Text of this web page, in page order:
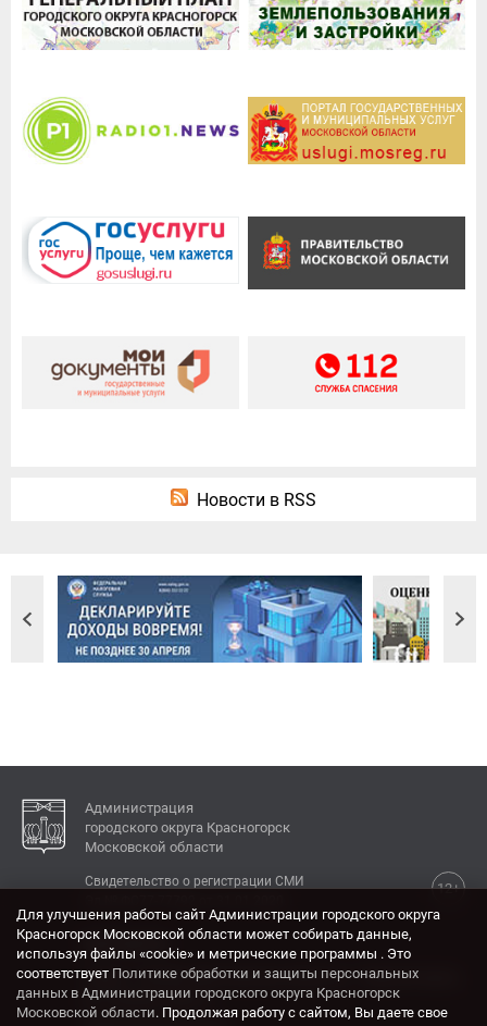
Новости в RSS
Администрация
городского округа Красногорск
Московской области
12+
Свидетельство о регистрации СМИ
КОНТАКТЫ
Адрес: 143404, Московская область, г. Красногорск,
ул. Ленина, дом 4.
Для улучшения работы сайт Администрации городского округа
Красногорск Московской области может собирать данные,
используя файлы «cookie» и метрические программы . Это
соответствует Политике обработки и защиты персональных
данных в Администрации городского округа Красногорск
Московской области. Продолжая работу с сайтом, Вы даете свое